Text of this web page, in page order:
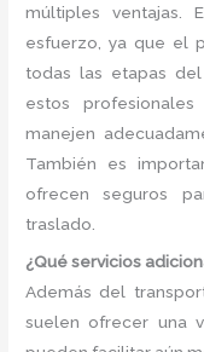
múltiples ventajas.
esfuerzo, ya que el
todas las etapas
estos
manejen
También es
ofrecen seguros
traslado.
¿Qué servicios
Además del
suelen ofrecer una